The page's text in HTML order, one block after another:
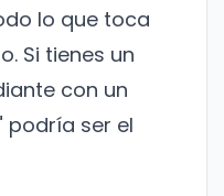
lo que toca
Si tienes un
con un
podría ser el